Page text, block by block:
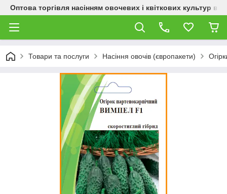
Оптова торгівля насінням овочевих і квіткових культур
Товари та послуги Насіння овочів (європакети)